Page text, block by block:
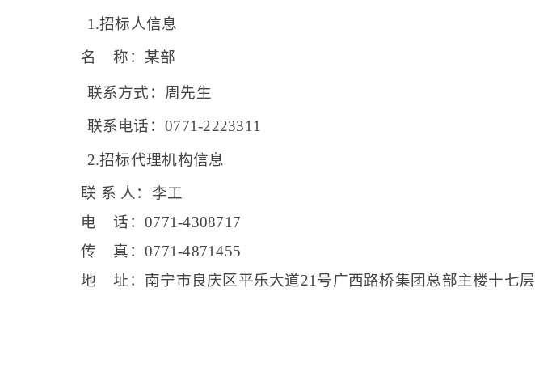
1.招标人信息
名
称：某部
联系方式：周先生
联系电话： 0771-2223311
2.招标代理机构信息
联 系 人：李工
电
话： 0771-4308717
传
真： 0771-4871455
地
址：南宁市良庆区平乐大道21 号广西路桥集团总部主楼十七层